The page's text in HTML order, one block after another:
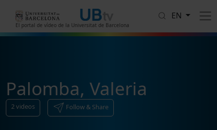
El portal de vídeo de la Universitat de Barcelona
EN
Palomba, Valeria
2videos Follow & Share